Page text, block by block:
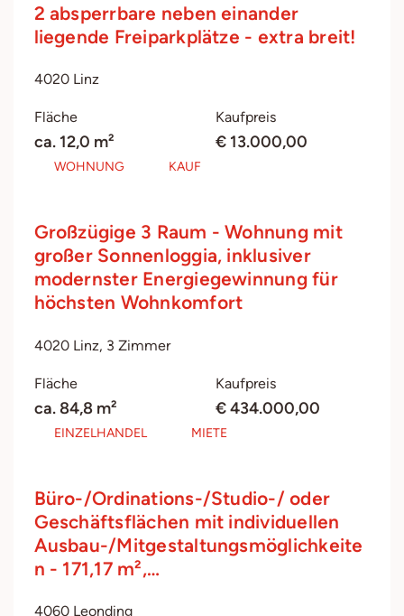
2 absperrbare neben einander
liegende Freiparkplätze - extra breit!
4020 Linz
Fläche
ca. 12,0 m²
Kaufpreis
€ 13.000,00
WOHNUNG KAUF
Großzügige 3 Raum - Wohnung mit
großer Sonnenloggia, inklusiver
modernster Energiegewinnung für
höchsten Wohnkomfort
4020 Linz, 3 Zimmer
Fläche
ca. 84,8 m²
Kaufpreis
€ 434.000,00
EINZELHANDEL MIETE
Büro-/Ordinations-/Studio-/ oder
Geschäftsflächen mit individuellen
Ausbau-/Mitgestaltungsmöglichkeite
n - 171,17 m²,…
4060 Leonding